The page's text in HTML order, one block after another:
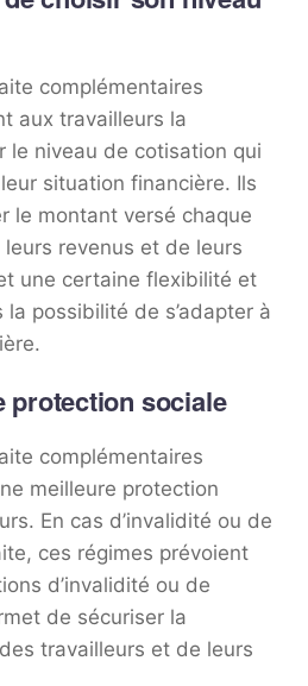
complémentaires
aux travailleurs la
le niveau de cotisation qui
situation financière. Ils
le montant versé chaque
revenus et de leurs
une certaine flexibilité et
possibilité de s’adapter à
protection sociale
complémentaires
meilleure protection
En cas d’invalidité ou de
ces régimes prévoient
d’invalidité ou de
de sécuriser la
travailleurs et de leurs